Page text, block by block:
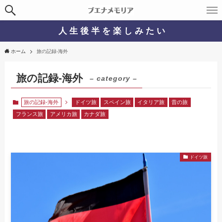
人 生 後 半 を 楽 し み た い
ホーム 旅の記録-海外
旅の記録-海外 – category –
旅の記録-海外 ドイツ旅 スペイン旅 イタリア旅 昔の旅
フランス旅 アメリカ旅 カナダ旅
ドイツ旅